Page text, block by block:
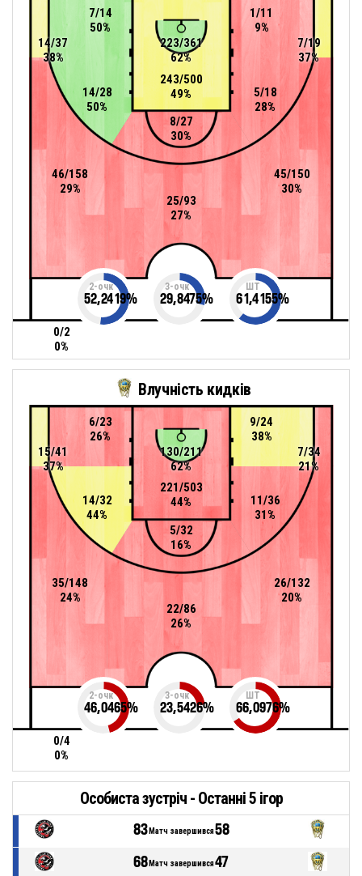
243/500
49%
45/150
30%
223/361
62%
5/18
28%
25/93
27%
46/158
29%
14/28
50%
8/27
30%
14/37
38%
0/2
0%
7/14
50%
7/19
37%
1/11
9%
2-очк
52,2419%
3-очк
29,8475%
ШТ
61,4155%
Влучність кидків
221/503
44%
130/211
62%
26/132
20%
35/148
24%
11/36
31%
9/24
38%
5/32
16%
14/32
44%
15/41
37%
6/23
26%
22/86
26%
7/34
21%
0/4
0%
2-очк
46,0465%
3-очк
23,5426%
ШТ
66,0976%
Особиста зустріч - Останні 5 ігор
83 Матч завершився58
68 Матч завершився47